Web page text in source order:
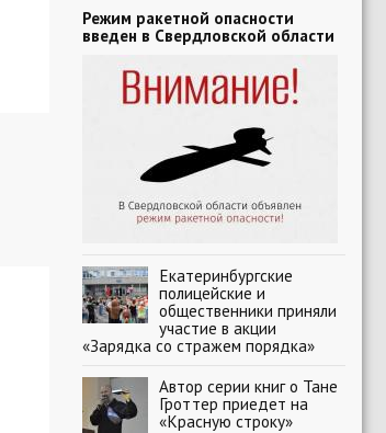
Режим ракетной опасности
введен в Свердловской области
Екатеринбургские
полицейские и
общественники приняли
участие в акции
«Зарядка со стражем порядка»
Автор серии книг о Тане
Гроттер приедет на
«Красную строку»